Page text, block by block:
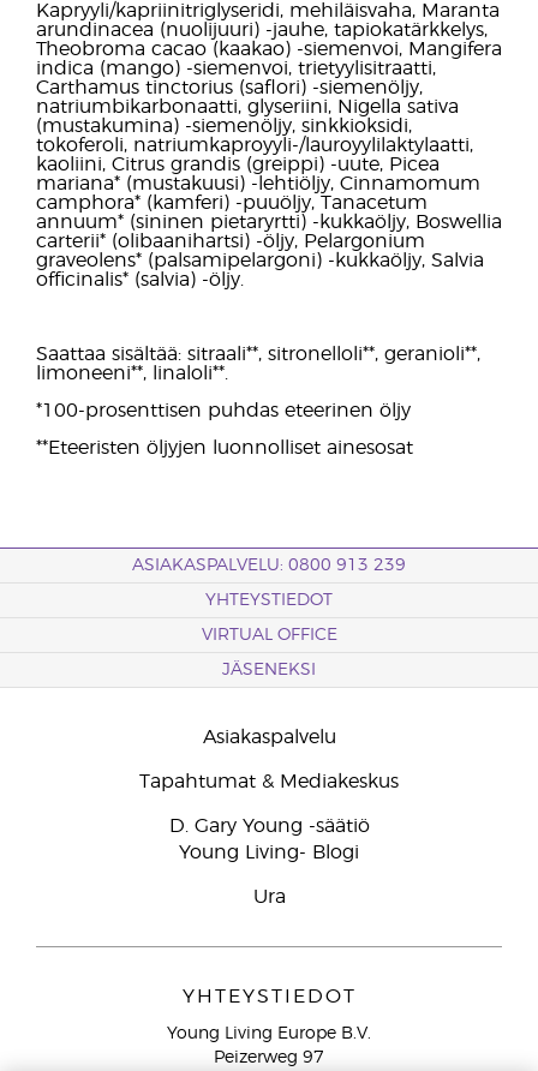
Kapryyli/kapriinitriglyseridi, mehiläisvaha, Maranta
arundinacea (nuolijuuri) -jauhe, tapiokatärkkelys,
Theobroma cacao (kaakao) -siemenvoi, Mangifera
indica (mango) -siemenvoi, trietyylisitraatti,
Carthamus tinctorius (saflori) -siemenöljy,
natriumbikarbonaatti, glyseriini, Nigella sativa
(mustakumina) -siemenöljy, sinkkioksidi,
tokoferoli, natriumkaproyyli-/lauroyylilaktylaatti,
kaoliini, Citrus grandis (greippi) -uute, Picea
mariana* (mustakuusi) -lehtiöljy, Cinnamomum
camphora* (kamferi) -puuöljy, Tanacetum
annuum* (sininen pietaryrtti) -kukkaöljy, Boswellia
carterii* (olibaanihartsi) -öljy, Pelargonium
graveolens* (palsamipelargoni) -kukkaöljy, Salvia
officinalis* (salvia) -öljy.
Saattaa sisältää: sitraali**, sitronelloli**, geranioli**,
limoneeni**, linaloli**.
*100-prosenttisen puhdas eteerinen öljy
**Eteeristen öljyjen luonnolliset ainesosat
ASIAKASPALVELU: 0800 913 239
YHTEYSTIEDOT
VIRTUAL OFFICE
JÄSENEKSI
Asiakaspalvelu
Tapahtumat & Mediakeskus
D. Gary Young -säätiö
Young Living- Blogi
Ura
YHTEYSTIEDOT
Young Living Europe B.V.
Peizerweg 97